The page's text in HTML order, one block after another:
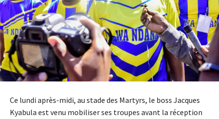
Ce lundi après-midi, au stade des Martyrs, le boss Jacques
Kyabula est venu mobiliser ses troupes avant la réception